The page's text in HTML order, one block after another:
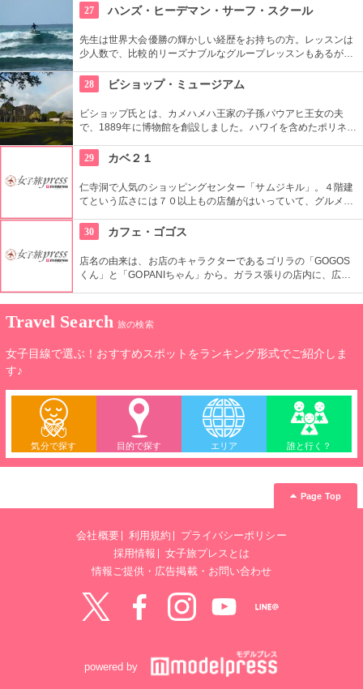
りそう。日本とハワイで2度お祈りされたお守りも好評です。
27 ハンズ・ヒーデマン・サーフ・スクール
先生は世界大会優勝の輝かしい経歴をお持ちの方。レッスンは
少人数で、比較的リーズナブルなグループレッスンもあるが、
心者の方も基本動作からきちんと学んで、いざ海へ！
28 ビショップ・ミュージアム
ビショップ氏とは、カメハメハ王家の子孫パウアヒ王女の夫
で、1889年に博物館を創設しました。ハワイを含めたポリネシ
や中の吹き抜け、インテリアも見ごたえあります。
29 カベ２１
仁寺洞で人気のショッピングセンター「サムジキル」。４階建
てという広さには７０以上もの店舗がはいっていて、グルメや
では螺細製品や乗り下など、韓国の伝統工芸品を取り扱い、お
気に入りの１つが見つかるはず。
30 カフェ・ゴゴス
店名の由来は、お店のキャラクターであるゴリラの「GOGOS
くん」と「GOPANIちゃん」から。ガラス張りの店内に、広々
や生のフルーツを使ったミックスジュースなど、ヘルシーで満
足なメニューが豊富なので、友達や家族、恋人と楽しい時間を
過ごせます。
Travel Search 旅の検索
女子目線で選ぶ！おすすめスポットをランキング形式でご紹介しま
す♪
気分で探す 目的で探す エリア 誰と行く？
Page Top
会社概要 利用規約
プライバシーポリシー
採用情報
女子旅プレスとは
情報ご提供・広告掲載・お問い合わせ
powered by